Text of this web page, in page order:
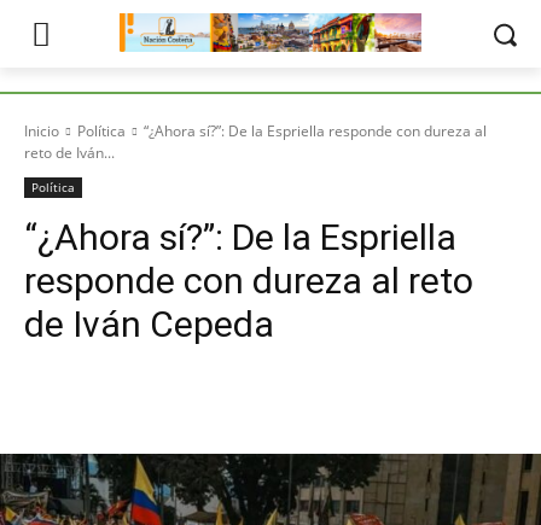
Inicio Política
“¿Ahora sí?”: De la Espriella responde con dureza al
reto de Iván...
Política
“¿Ahora sí?”: De la Espriella
responde con dureza al reto
de Iván Cepeda